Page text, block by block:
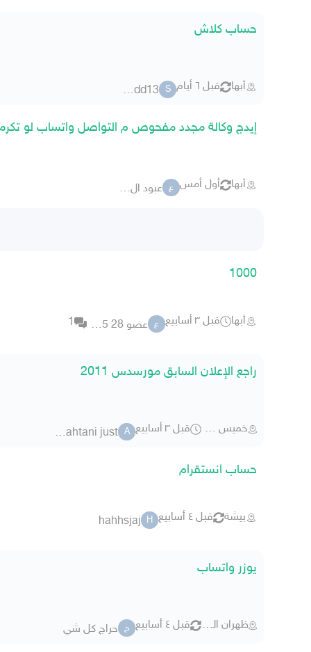
حساب كلاش
أبها قبل ٦ أيام S
saadd13
إيدج وكالة مجدد مفحوص م التواصل واتساب لو
أبها أول أمس ع عبود ال جمال
1000
أبها قبل ٣ أسابيع ع عضو 28 18375 1
راجع الإعلان السابق مورسدس 2011
خميس مشيط قبل ٣ أسابيع A
al-qahtani just
حساب انستقرام
بيشة قبل ٤ أسابيع H
hahhsjaj
يوزر واتساب
ظهران الجنوب قبل ٤ أسابيع ح حراج كل شي